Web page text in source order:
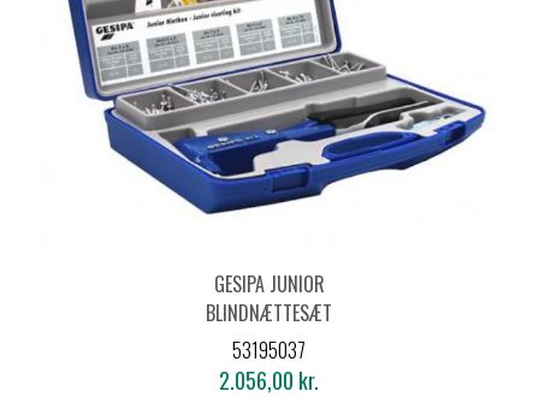
GESIPA JUNIOR
BLINDNÆTTESÆT
M/TANG NTX
53195037
2.056,00 kr.